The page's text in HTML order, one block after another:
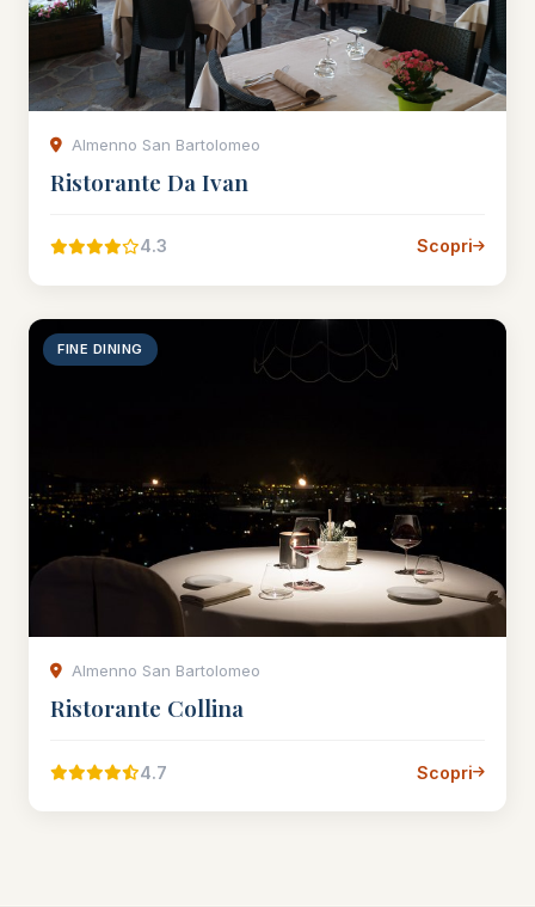
Almenno San Bartolomeo
Ristorante Da Ivan
4.3 Scopri
FINE DINING
Almenno San Bartolomeo
Ristorante Collina
4.7 Scopri